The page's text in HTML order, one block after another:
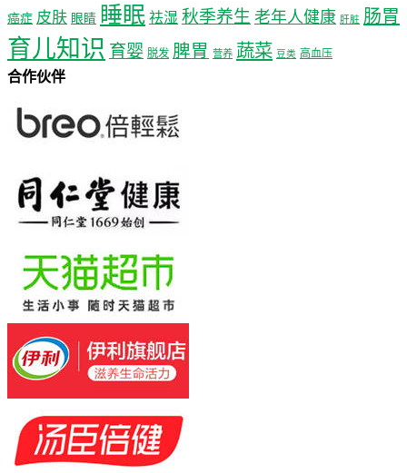
癌症 皮肤 眼睛 睡眠 祛湿 秋季养生 老年人健康 肝脏 肠胃
育儿知识 育婴 脱发 脾胃 营养 蔬菜 豆类 高血压
合作伙伴